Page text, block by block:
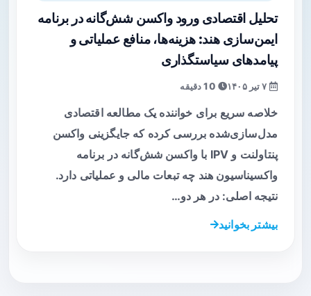
تحلیل اقتصادی ورود واکسن شش‌گانه در برنامه
ایمن‌سازی هند: هزینه‌ها، منافع عملیاتی و
پیامدهای سیاستگذاری
خلاصه سریع برای خواننده یک مطالعه اقتصادی
مدل‌سازی‌شده بررسی کرده که جایگزینی واکسن
پنتاولنت و IPV با واکسن شش‌گانه در برنامه
واکسیناسیون هند چه تبعات مالی و عملیاتی دارد.
نتیجه اصلی: در هر دو…
بیشتر بخوانید